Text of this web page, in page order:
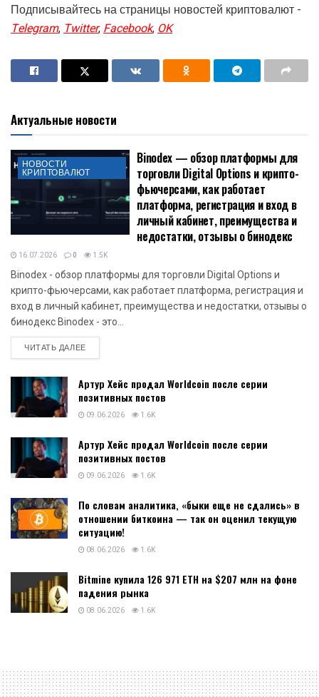
Подписывайтесь на страницы новостей криптовалют -
Telegram, Twitter, Facebook, OK
Актуальные новости
НОВОСТИ
КРИПТОВАЛЮТ
Binodex — обзор платформы для
торговли Digital Options и крипто-
фьючерсами, как работает
платформа, регистрация и вход в
личный кабинет, преимущества и
недостатки, отзывы о бинодекс
16.07.2026 0 1.5K
Binodex - обзор платформы для торговли Digital Options и
крипто-фьючерсами, как работает платформа, регистрация и
вход в личный кабинет, преимущества и недостатки, отзывы о
бинодекс Binodex - это...
ЧИТАТЬ ДАЛЕЕDETAILS
Артур Хейс продал Worldcoin после серии
позитивных постов
09.06.2026 1.6K
Артур Хейс продал Worldcoin после серии
позитивных постов
09.06.2026 1.6K
По словам аналитика, «быки еще не сдались» в
отношении биткоина — так он оценил текущую
ситуацию!
08.06.2026 1.6K
Bitmine купила 126 971 ETH на $207 млн на фоне
падения рынка
08.06.2026 1.6K